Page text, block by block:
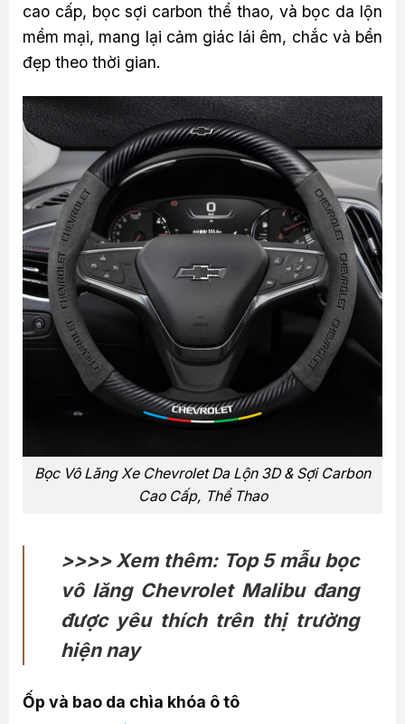
cao cấp, bọc sợi carbon thể thao, và bọc da lộn
mềm mại, mang lại cảm giác lái êm, chắc và bền
đẹp theo thời gian.
Bọc Vô Lăng Xe Chevrolet Da Lộn 3D & Sợi Carbon
Cao Cấp, Thể Thao
>>>> Xem thêm: Top 5 mẫu bọc
vô lăng Chevrolet Malibu đang
được yêu thích trên thị trường
hiện nay
Ốp và bao da chìa khóa ô tô